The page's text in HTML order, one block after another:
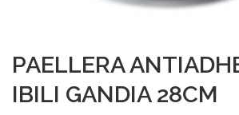
PAELLERA
IBILI GANDIA 28CM